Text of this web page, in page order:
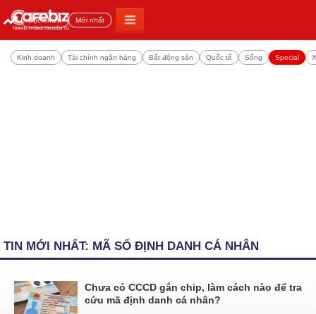
Đọc nhiều Mới nhất
Kinh doanh Tài chính ngân hàng Bất động sản Quốc tế Sống Special
TIN MỚI NHẤT: MÃ SỐ ĐỊNH DANH CÁ NHÂN
Chưa có CCCD gắn chip, làm cách nào để tra
cứu mã định danh cá nhân?